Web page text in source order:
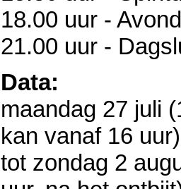
18.00 uur -
21.00 uur -
Data:
maandag 27 juli
kan vanaf 16 uur)
tot zondag 2